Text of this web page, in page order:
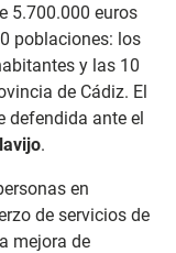
5.700.000 euros
poblaciones: los
y las 10
de Cádiz. El
defendida ante el
.
en
de servicios de
mejora de